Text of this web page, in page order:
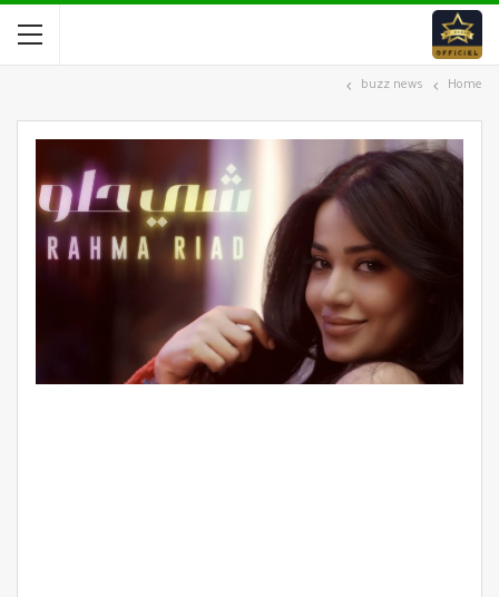
Home
buzz news